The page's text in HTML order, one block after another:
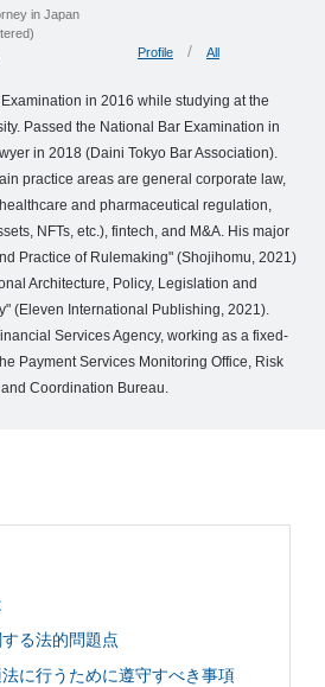
in Japan
Profile All
in 2016 while studying at the
Passed the National Bar Examination in
in 2018 (Daini Tokyo Bar Association).
practice areas are general corporate law,
and pharmaceutical regulation,
NFTs, etc.), fintech, and M&A. His major
Practice of Rulemaking" (Shojihomu, 2021)
Architecture, Policy, Legislation and
(Eleven International Publishing, 2021).
Services Agency, working as a fixed-
Payment Services Monitoring Office, Risk
Coordination Bureau.
る法的問題点
に行うために遵守すべき事項